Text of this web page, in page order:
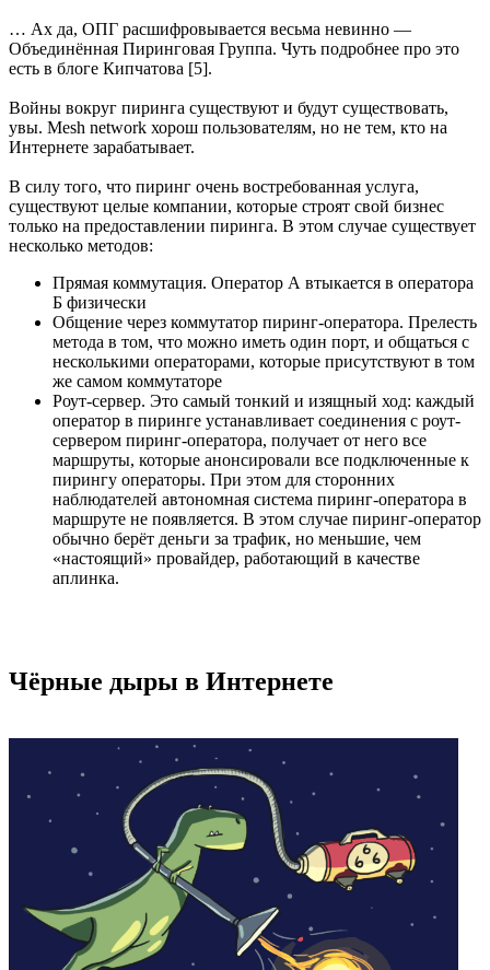
… Ах да, ОПГ расшифровывается весьма невинно —
Объединённая Пиринговая Группа. Чуть подробнее про это
есть в блоге Кипчатова [5].
Войны вокруг пиринга существуют и будут существовать,
увы. Mesh network хорош пользователям, но не тем, кто на
Интернете зарабатывает.
В силу того, что пиринг очень востребованная услуга,
существуют целые компании, которые строят свой бизнес
только на предоставлении пиринга. В этом случае существует
несколько методов:
Прямая коммутация. Оператор А втыкается в оператора
Б физически
Общение через коммутатор пиринг-оператора. Прелесть
метода в том, что можно иметь один порт, и общаться с
несколькими операторами, которые присутствуют в том
же самом коммутаторе
Роут-сервер. Это самый тонкий и изящный ход: каждый
оператор в пиринге устанавливает соединения с роут-
сервером пиринг-оператора, получает от него все
маршруты, которые анонсировали все подключенные к
пирингу операторы. При этом для сторонних
наблюдателей автономная система пиринг-оператора в
маршруте не появляется. В этом случае пиринг-оператор
обычно берёт деньги за трафик, но меньшие, чем
«настоящий» провайдер, работающий в качестве
аплинка.
Чёрные дыры в Интернете